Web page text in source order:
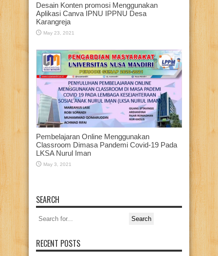
Desain Konten promosi Menggunakan
Aplikasi Canva IPNU IPPNU Desa
Karangreja
May 23, 2021
Pembelajaran Online Menggunakan
Classroom Dimasa Pandemi Covid-19 Pada
LKSA Nurul Iman
May 3, 2021
SEARCH
Search
for:
RECENT POSTS